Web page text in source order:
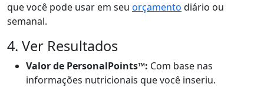
que você pode usar em seu orçamento diário ou
semanal.
4. Ver Resultados
Valor de PersonalPoints™: Com base nas
informações nutricionais que você inseriu.